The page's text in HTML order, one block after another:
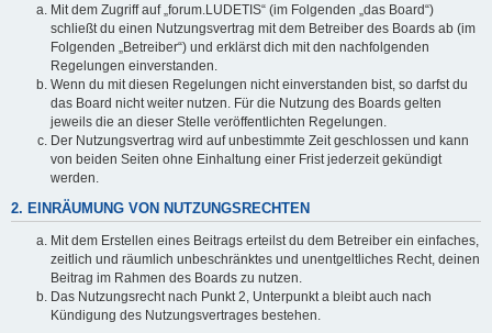
Mit dem Zugriff auf „forum.LUDETIS“ (im Folgenden „das Board“)
schließt du einen Nutzungsvertrag mit dem Betreiber des Boards ab (im
Folgenden „Betreiber“) und erklärst dich mit den nachfolgenden
Regelungen einverstanden.
Wenn du mit diesen Regelungen nicht einverstanden bist, so darfst du
das Board nicht weiter nutzen. Für die Nutzung des Boards gelten
jeweils die an dieser Stelle veröffentlichten Regelungen.
Der Nutzungsvertrag wird auf unbestimmte Zeit geschlossen und kann
von beiden Seiten ohne Einhaltung einer Frist jederzeit gekündigt
werden.
2. EINRÄUMUNG VON NUTZUNGSRECHTEN
Mit dem Erstellen eines Beitrags erteilst du dem Betreiber ein einfaches,
zeitlich und räumlich unbeschränktes und unentgeltliches Recht, deinen
Beitrag im Rahmen des Boards zu nutzen.
Das Nutzungsrecht nach Punkt 2, Unterpunkt a bleibt auch nach
Kündigung des Nutzungsvertrages bestehen.